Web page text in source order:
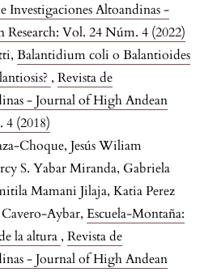
Investigaciones Altoandinas -
Vol. 24 Núm. 4 (2022)
Balantidium coli o Balantioides
, Revista de
- Journal of High Andean
4 (2018)
Choque, Jesús Wiliam
S. Yabar Miranda, Gabriela
Mamani Jilaja, Katia Perez
Aybar, Escuela-Montaña:
la altura , Revista de
- Journal of High Andean